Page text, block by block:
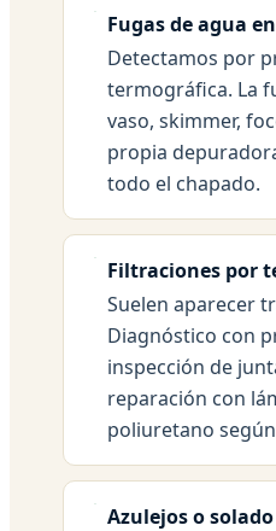
Fugas de agua
Detectamos por
termográfica. La
vaso, skimmer,
propia
todo el chapado.
Filtraciones por
Suelen aparecer
Diagnóstico con
inspección de
reparación con
poliuretano
Azulejos o